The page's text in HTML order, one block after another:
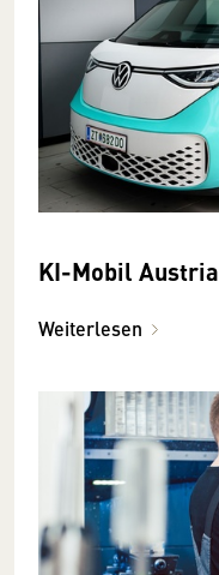
KI-Mobil Austria
Weiterlesen